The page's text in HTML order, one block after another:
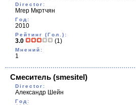
Director:
Мгер Мкртчян
Год:
2010
Рейтинг (Гол.):
3.0 (1)
Мнений:
1
Смеситель (smesitel)
Director:
Александр Шейн
Год: